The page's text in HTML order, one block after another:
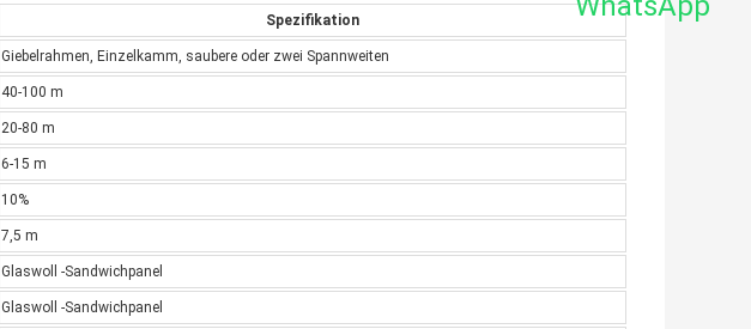
Spezifikation
Giebelrahmen, Einzelkamm, saubere oder zwei Spannweiten
40-100 m
20-80 m
6-15 m
10%
7,5 m
Glaswoll -Sandwichpanel
Glaswoll -Sandwichpanel